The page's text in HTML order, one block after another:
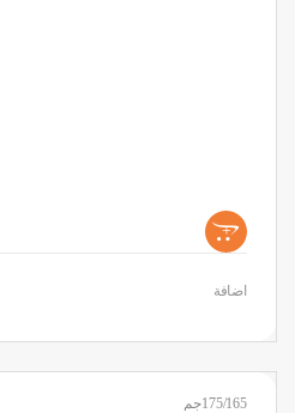
+
اضافة
175/165جم